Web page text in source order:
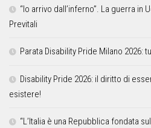
“Io arrivo dall’inferno”. La guerra in
Previtali
Parata Disability Pride Milano 2026:
Disability Pride 2026: il diritto di
esistere!
“L’Italia è una Repubblica fondata